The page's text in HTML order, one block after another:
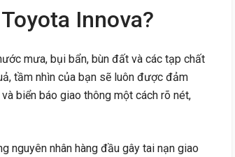
Innova?
mưa, bụi bẩn, bùn đất và các tạp chất
tầm nhìn của bạn sẽ luôn được đảm
biển báo giao thông một cách rõ nét,
nguyên nhân hàng đầu gây tai nạn giao